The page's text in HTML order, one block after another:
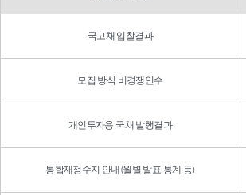
국고채 입찰결과
모집 방식 비경쟁인수
개인투자용 국채 발행결과
통합재정수지 안내(월별 발표 통계 등)